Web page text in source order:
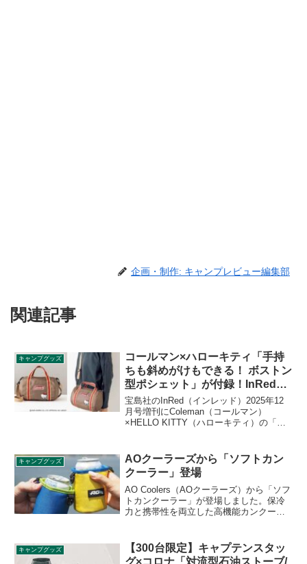
企画・制作: キャンプレビュー編集部
関連記事
キャンプグッズ
コールマン×ハローキティ「手持
ちも斜めがけもできる！ ボストン
型ポシェット」が付録！InRed
2025年12月号増刊
宝島社のInRed（インレッド）2025年12
月号増刊にColeman（コールマン）
×HELLO KITTY（ハローキティ）の「手
ちはもちろん、長さが変えられるショル
ダーストラップ 付きなので斜めがけにす
ることもできます。詳細をレビューしま
す。
キャンプグッズ
AOクーラーズから「ソフトカン
クーラー」登場
AO Coolers（AOクーラーズ）から「ソフ
トカンクーラー」が登場しました。保冷
力と携帯性を両立した高機能カンクーラ
す。350ml缶だけでなく、コンビニコーヒ
ーSサイズにも対応します。詳細をレビュ
キャンプグッズ
【300台限定】キャプテンスタッ
グ×コロナ「対流型石油ストーブ/